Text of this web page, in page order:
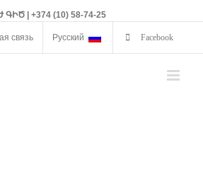
ԳԻԾ | +374 (10) 58-74-25
связь Русский Facebook